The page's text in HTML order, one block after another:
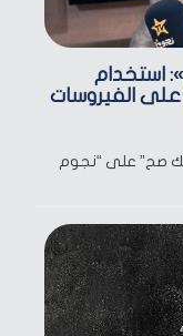
استخدام
على الفيروسات
صح” على “نجوم